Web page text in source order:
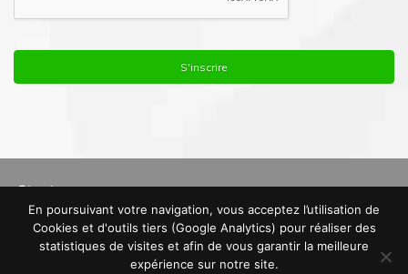
© Copyright 2016. Ciret France |Mentions Légales
Politique de
Confidentialité
| Plan du site
En poursuivant votre navigation, vous acceptez l’utilisation de
Cookies et d'outils tiers (Google Analytics) pour réaliser des
statistiques de visites et afin de vous garantir la meilleure
expérience sur notre site.